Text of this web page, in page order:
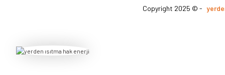
Copyright 2025 © -